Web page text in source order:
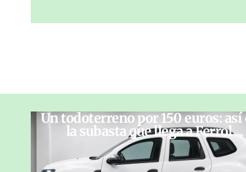
Un todoterreno por 150 euros: así
la subasta que llega a Ferrol